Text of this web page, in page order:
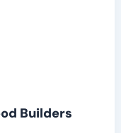
Builders